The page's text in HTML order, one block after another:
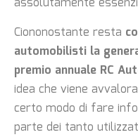
Ciononostante resta
automobilisti la
premio annuale RC
idea che viene
certo modo di fare
parte dei tanto